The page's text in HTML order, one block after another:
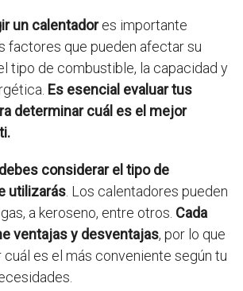
un calentadores importante
factores que pueden afectar su
tipo de combustible, la capacidad y
Es esencial evaluar tus
determinar cuál es el mejor
considerar el tipo de
utilizarás . Los calentadores pueden
a keroseno, entre otros. Cada
ventajas y desventajas, por lo que
es el más conveniente según tu